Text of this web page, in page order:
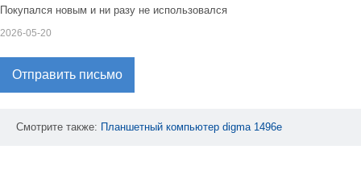
Покупался новым и ни разу не использовался
2026-05-20
Отправить письмо
Смотрите также: Планшетный компьютер digma 1496e